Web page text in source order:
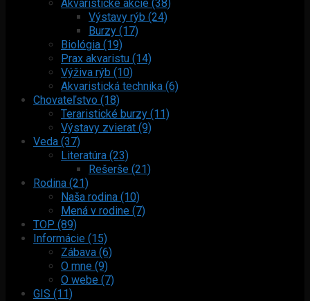
Akvaristické akcie (38)
Výstavy rýb (24)
Burzy (17)
Biológia (19)
Prax akvaristu (14)
Výživa rýb (10)
Akvaristická technika (6)
Chovateľstvo (18)
Teraristické burzy (11)
Výstavy zvierat (9)
Veda (37)
Literatúra (23)
Rešerše (21)
Rodina (21)
Naša rodina (10)
Mená v rodine (7)
TOP (89)
Informácie (15)
Zábava (6)
O mne (9)
O webe (7)
GIS (11)